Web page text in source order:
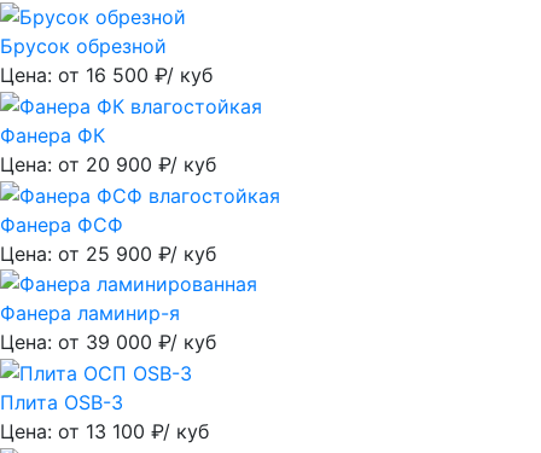
Брусок обрезной
Цена: от 16 500 ₽/ куб
Фанера ФК
Цена: от 20 900 ₽/ куб
Фанера ФСФ
Цена: от 25 900 ₽/ куб
Фанера ламинир-я
Цена: от 39 000 ₽/ куб
Плита OSB-3
Цена: от 13 100 ₽/ куб